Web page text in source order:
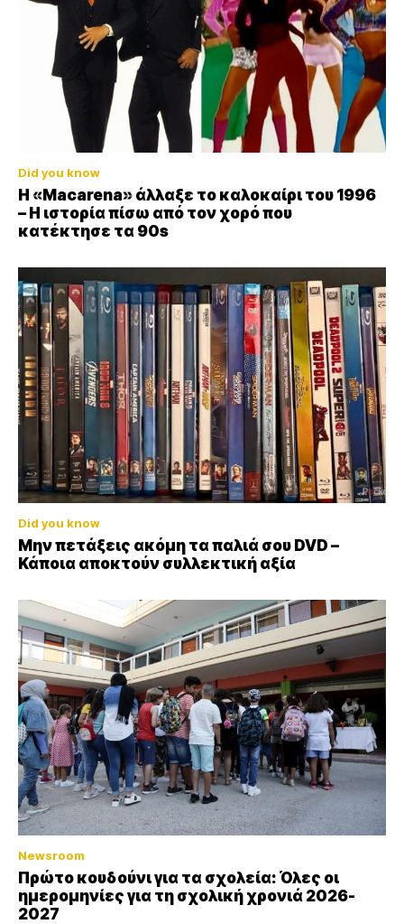
Did you know
Η «Macarena» άλλαξε το καλοκαίρι του 1996
– Η ιστορία πίσω από τον χορό που
κατέκτησε τα 90s
Did you know
Μην πετάξεις ακόμη τα παλιά σου DVD –
Κάποια αποκτούν συλλεκτική αξία
Newsroom
Πρώτο κουδούνι για τα σχολεία: Όλες οι
ημερομηνίες για τη σχολική χρονιά 2026-
2027